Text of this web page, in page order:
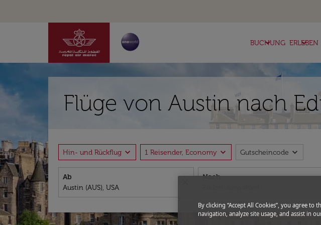
BUCHUNG
keyboard_arrow_down ERLEBEN
keyboard_arrow_down
Flüge von Austin nach
Hin- und Rückflug expand_more 1 Reisender, Economy expand_more Gutscheincode expand_more
Ab Nach
By clicking “Accept All Cookies”, you agree
navigation, analyze site usage, and assist in